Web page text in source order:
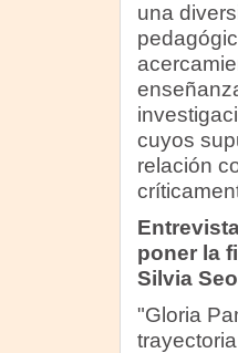
una
cuyos
relación
poner la
Silvia
"Gloria